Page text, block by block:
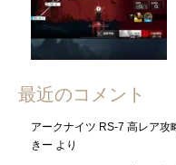
最近のコメント
アークナイツ RS-7 高レア攻
きー より